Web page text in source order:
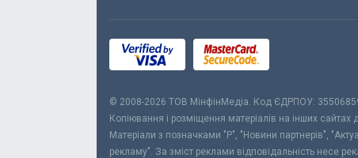
© 2008-2026 ТОВ МiнфiнМедiа. Код ЄДРПОУ:
Копіювання і розміщення матеріалів на інших
Матеріали з позначками "Р", "Новини партнерів",
рекламу". За зміст реклами відповідальність несе